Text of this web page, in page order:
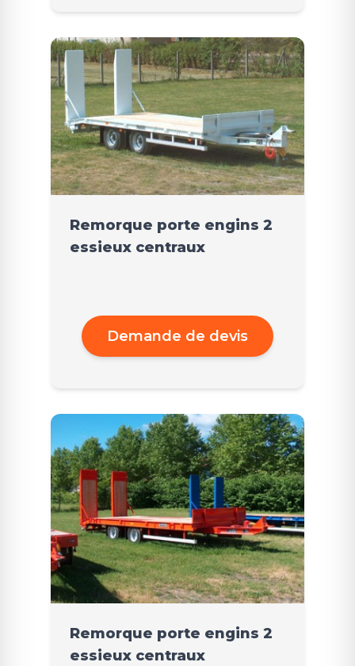
Remorque porte engins 2
essieux centraux
Demande de devis
Remorque porte engins 2
essieux centraux